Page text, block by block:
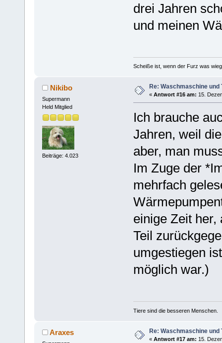
drei Jahren
und meinen
Scheiße ist, wenn der Furz was
Nikibo
Supermann
Held Mitglied
Beiträge: 4.023
Re: Waschmaschine und
« Antwort #16 am: 15.
Ich brauche
Jahren, weil
aber, man
Im Zuge der
mehrfach
einige Zeit her,
Teil
umgestiegen
möglich war.)
Tiere sind die besseren Menschen.
Araxes Re: Waschmaschine und
« Antwort #17 am: 15.